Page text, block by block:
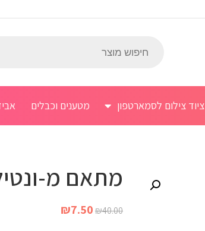
ציוד צילום לסמארטפון מטענים וכבלים
מתאם מ-
₪40.00
₪7.50